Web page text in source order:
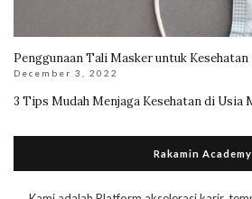
Penggunaan Tali Masker untuk Kesehatan
December 3, 2022
3 Tips Mudah Menjaga Kesehatan di Usia
Rakamin Academy